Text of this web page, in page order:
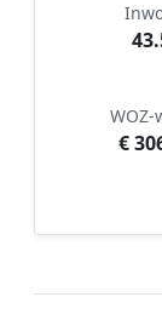
WOZ-
€